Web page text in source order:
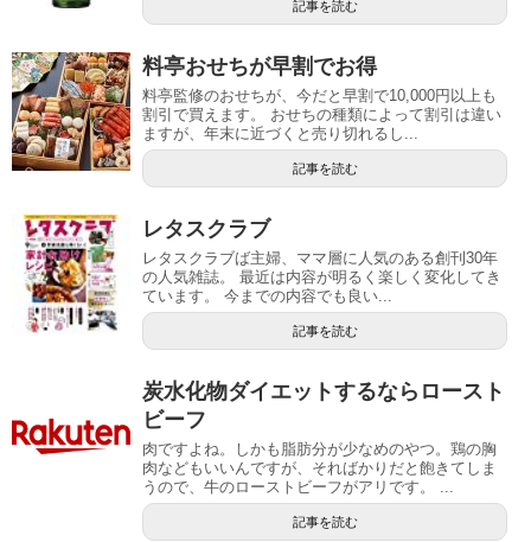
記事を読む
料亭おせちが早割でお得
料亭監修のおせちが、今だと早割で10,000円以上も
割引で買えます。 おせちの種類によって割引は違い
ますが、年末に近づくと売り切れるし...
記事を読む
レタスクラブ
レタスクラブば主婦、ママ層に人気のある創刊30年
の人気雑誌。 最近は内容が明るく楽しく変化してき
ています。 今までの内容でも良い...
記事を読む
炭水化物ダイエットするならロースト
ビーフ
肉ですよね。しかも脂肪分が少なめのやつ。鶏の胸
肉などもいいんですが、そればかりだと飽きてしま
うので、牛のローストビーフがアリです。 ...
記事を読む